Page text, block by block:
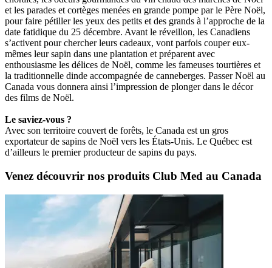
et les parades et cortèges menées en grande pompe par le Père Noël,
pour faire pétiller les yeux des petits et des grands à l’approche de la
date fatidique du 25 décembre. Avant le réveillon, les Canadiens
s’activent pour chercher leurs cadeaux, vont parfois couper eux-
mêmes leur sapin dans une plantation et préparent avec
enthousiasme les délices de Noël, comme les fameuses tourtières et
la traditionnelle dinde accompagnée de canneberges. Passer Noël au
Canada vous donnera ainsi l’impression de plonger dans le décor
des films de Noël.
Le saviez-vous ?
Avec son territoire couvert de forêts, le Canada est un gros
exportateur de sapins de Noël vers les États-Unis. Le Québec est
d’ailleurs le premier producteur de sapins du pays.
Venez découvrir nos produits Club Med au Canada